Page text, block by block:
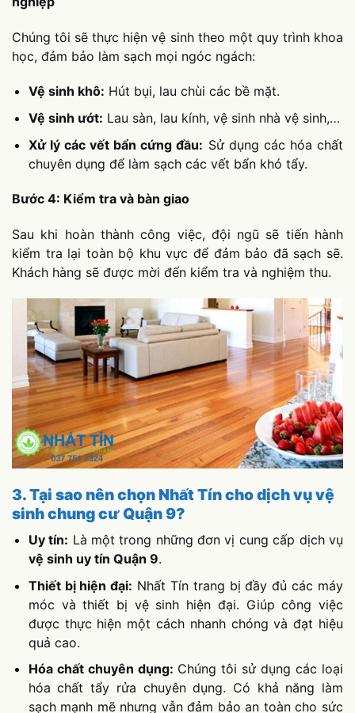
Chúng tôi sẽ thực hiện vệ sinh theo một quy trình khoa
học, đảm bảo làm sạch mọi ngóc ngách:
Vệ sinh khô: Hút bụi, lau chùi các bề mặt.
Vệ sinh ướt: Lau sàn, lau kính, vệ sinh nhà vệ sinh,…
Xử lý các vết bẩn cứng đầu: Sử dụng các hóa chất
chuyên dụng để làm sạch các vết bẩn khó tẩy.
Bước 4: Kiểm tra và bàn giao
Sau khi hoàn thành công việc, đội ngũ sẽ tiến hành
kiểm tra lại toàn bộ khu vực để đảm bảo đã sạch sẽ.
Khách hàng sẽ được mời đến kiểm tra và nghiệm thu.
3. Tại sao nên chọn Nhất Tín cho dịch vụ vệ
sinh chung cư Quận 9?
Uy tín: Là một trong những đơn vị cung cấp dịch vụ
vệ sinh uy tín Quận 9.
Thiết bị hiện đại: Nhất Tín trang bị đầy đủ các máy
móc và thiết bị vệ sinh hiện đại. Giúp công việc
được thực hiện một cách nhanh chóng và đạt hiệu
quả cao.
Hóa chất chuyên dụng: Chúng tôi sử dụng các loại
hóa chất tẩy rửa chuyên dụng. Có khả năng làm
sạch mạnh mẽ nhưng vẫn đảm bảo an toàn cho sức